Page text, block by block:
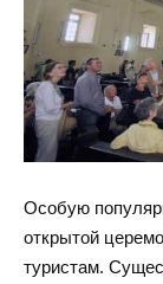
Особую
открытой
туристам.